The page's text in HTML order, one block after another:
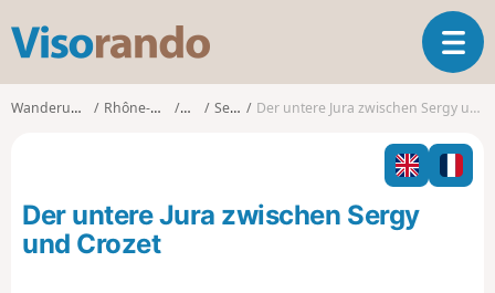
s
o
o
T
o
g
l
n
Wanderungen Rhône-Alpes Ain Sergy Der untere Jura zwischen Sergy und Crozet
Der untere Jura zwischen Sergy
und Crozet